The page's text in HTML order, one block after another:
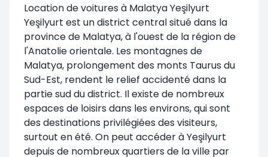
Location de voitures à Malatya Yeşilyurt
Yeşilyurt est un district central situé dans la
province de Malatya, à l'ouest de la région de
l'Anatolie orientale. Les montagnes de
Malatya, prolongement des monts Taurus du
Sud-Est, rendent le relief accidenté dans la
partie sud du district. Il existe de nombreux
espaces de loisirs dans les environs, qui sont
des destinations privilégiées des visiteurs,
surtout en été. On peut accéder à Yeşilyurt
depuis de nombreux quartiers de la ville par